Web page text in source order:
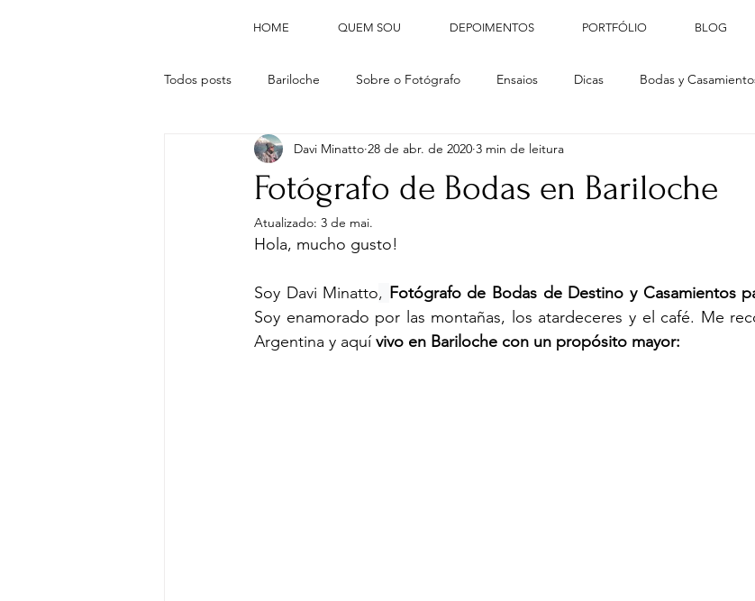
HOME QUEM SOU DEPOIMENTOS PORTFÓLIO BLOG
Todos posts Bariloche Sobre o Fotógrafo Ensaios Dicas Bodas y
Fotógrafo de Bodas en Bariloche
Davi Minatto 28 de abr. de 2020 3 min de leitura
Atualizado: 3 de mai.
Hola, mucho gusto!
Soy Davi Minatto, Fotógrafo de Bodas de Destino y Casamientos
Soy enamorado por las montañas, los atardeceres y el café. Me
Argentina y aquí vivo en Bariloche con un propósito mayor: